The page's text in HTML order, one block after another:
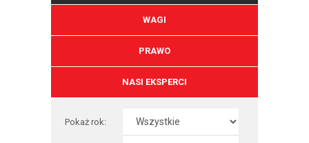
WAGI
PRAWO
NASI EKSPERCI
Pokaż rok: